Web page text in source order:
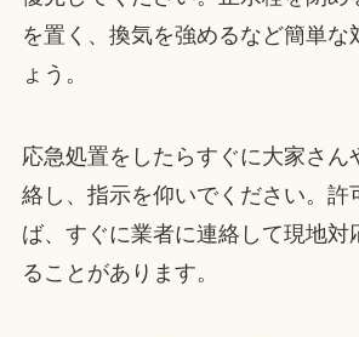
を置く、換気を強めるなど簡単な
ょう。
応急処置をしたらすぐに大家さん
絡し、指示を仰いでください。許
ば、すぐに業者に連絡して現地対
ることがあります。